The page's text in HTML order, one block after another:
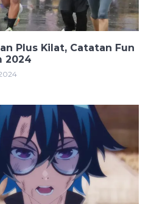
Plus Kilat, Catatan Fun
2024